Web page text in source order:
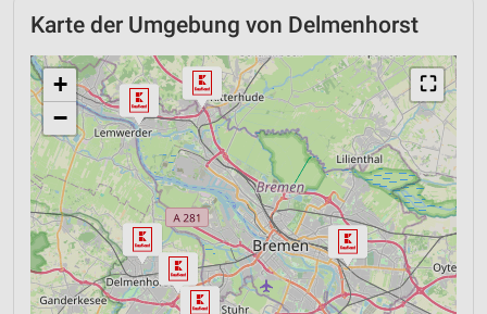
Karte der Umgebung von Delmenhorst
⛶
+
−